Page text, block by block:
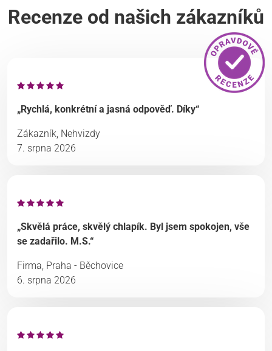
Recenze od našich zákazníků
„Rychlá, konkrétní a jasná odpověď. Díky“
Zákazník, Nehvizdy
7. srpna 2026
„Skvělá práce, skvělý chlapík. Byl jsem spokojen, vše
se zadařilo. M.S.“
Firma, Praha - Běchovice
6. srpna 2026